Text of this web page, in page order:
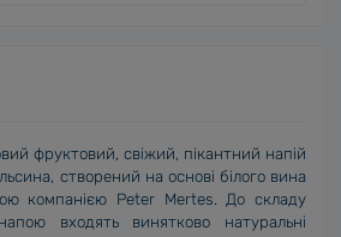
фруктовий, свіжий, пікантний напій
створений на основі білого вина
компанією Peter Mertes. До складу
входять винятково натуральні